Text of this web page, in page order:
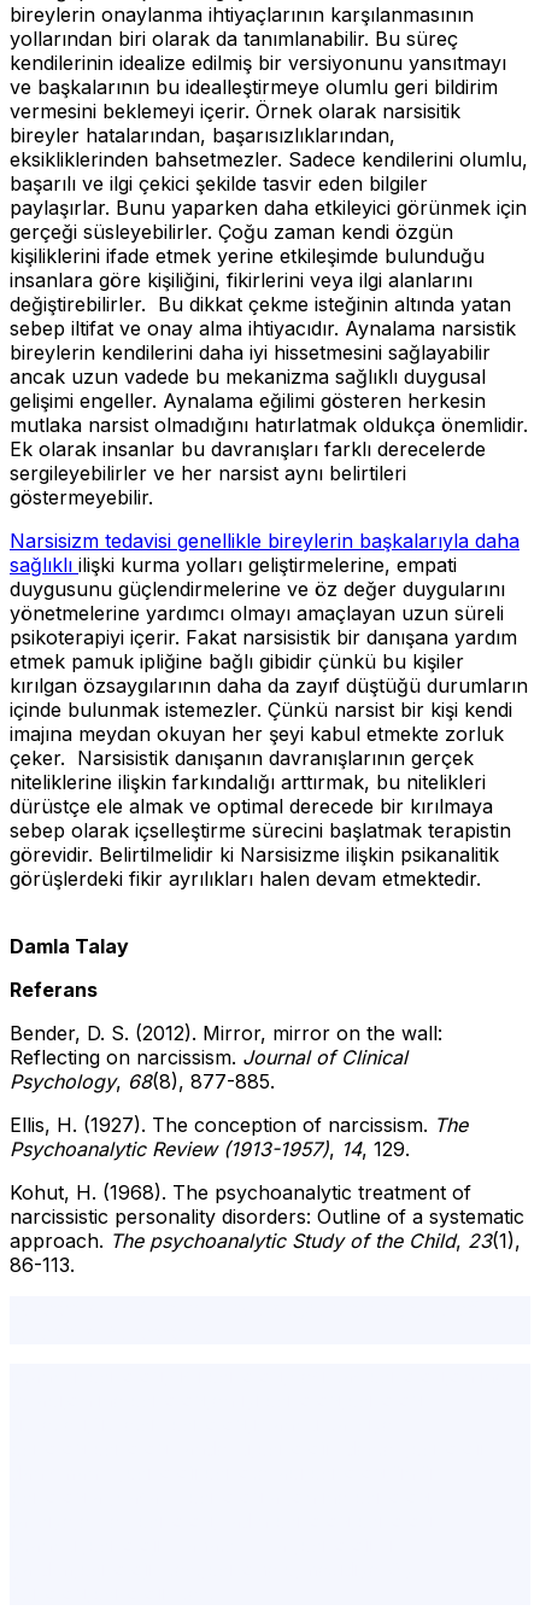
bireylerin onaylanma ihtiyaçlarının karşılanmasının
yollarından biri olarak da tanımlanabilir. Bu süreç
kendilerinin idealize edilmiş bir versiyonunu yansıtmayı
ve başkalarının bu idealleştirmeye olumlu geri bildirim
vermesini beklemeyi içerir. Örnek olarak narsisitik
bireyler hatalarından, başarısızlıklarından,
eksikliklerinden bahsetmezler. Sadece kendilerini olumlu,
başarılı ve ilgi çekici şekilde tasvir eden bilgiler
paylaşırlar. Bunu yaparken daha etkileyici görünmek için
gerçeği süsleyebilirler. Çoğu zaman kendi özgün
kişiliklerini ifade etmek yerine etkileşimde bulunduğu
insanlara göre kişiliğini, fikirlerini veya ilgi alanlarını
değiştirebilirler. Bu dikkat çekme isteğinin altında yatan
sebep iltifat ve onay alma ihtiyacıdır. Aynalama narsistik
bireylerin kendilerini daha iyi hissetmesini sağlayabilir
ancak uzun vadede bu mekanizma sağlıklı duygusal
gelişimi engeller. Aynalama eğilimi gösteren herkesin
mutlaka narsist olmadığını hatırlatmak oldukça önemlidir.
Ek olarak insanlar bu davranışları farklı derecelerde
sergileyebilirler ve her narsist aynı belirtileri
göstermeyebilir.
Narsisizm tedavisi genellikle bireylerin başkalarıyla daha
sağlıklı ilişki kurma yolları geliştirmelerine, empati
duygusunu güçlendirmelerine ve öz değer duygularını
yönetmelerine yardımcı olmayı amaçlayan uzun süreli
psikoterapiyi içerir. Fakat narsisistik bir danışana yardım
etmek pamuk ipliğine bağlı gibidir çünkü bu kişiler
kırılgan özsaygılarının daha da zayıf düştüğü durumların
içinde bulunmak istemezler. Çünkü narsist bir kişi kendi
imajına meydan okuyan her şeyi kabul etmekte zorluk
çeker. Narsisistik danışanın davranışlarının gerçek
niteliklerine ilişkin farkındalığı arttırmak, bu nitelikleri
dürüstçe ele almak ve optimal derecede bir kırılmaya
sebep olarak içselleştirme sürecini başlatmak terapistin
görevidir. Belirtilmelidir ki Narsisizme ilişkin psikanalitik
görüşlerdeki fikir ayrılıkları halen devam etmektedir.
Damla Talay
Referans
Bender, D. S. (2012). Mirror, mirror on the wall:
Reflecting on narcissism. Journal of Clinical
Psychology, 68(8), 877-885.
Ellis, H. (1927). The conception of narcissism. The
Psychoanalytic Review (1913-1957), 14, 129.
Kohut, H. (1968). The psychoanalytic treatment of
narcissistic personality disorders: Outline of a systematic
approach. The psychoanalytic Study of the Child, 23(1),
86-113.